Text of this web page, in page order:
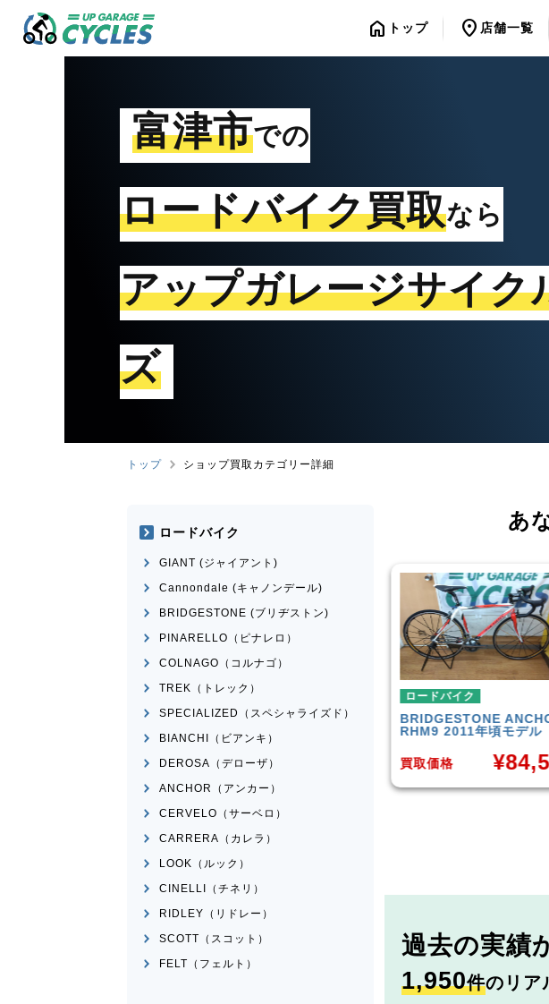
home トップ location_on 店舗一覧
富津市での
ロードバイク買取なら
アップガレージサイク
ズ
トップ ショップ買取カテゴリー詳細
あ
ロードバイク
BRIDGESTONEANCHOR
RHM9 2011年頃モデル
買取価格 ¥
ロードバイク
MERIDARIDE 200
モデル
買取価格 ¥
過去の実績
1,950件のリア
ロードバイク
GIANT (ジャイアント)
Cannondale (キャノンデール)
BRIDGESTONE (ブリヂストン)
PINARELLO（ピナレロ）
COLNAGO（コルナゴ）
TREK（トレック）
SPECIALIZED（スペシャライズド）
BIANCHI（ビアンキ）
DEROSA（デローザ）
ANCHOR（アンカー）
CERVELO（サーベロ）
CARRERA（カレラ）
LOOK（ルック）
CINELLI（チネリ）
RIDLEY（リドレー）
SCOTT（スコット）
FELT（フェルト）